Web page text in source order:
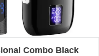
Combo Black